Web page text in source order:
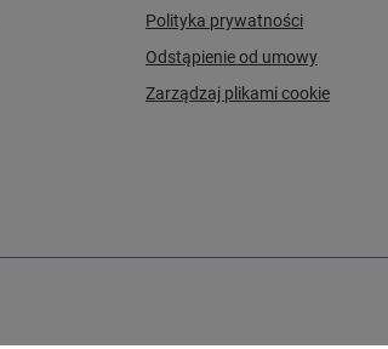
Polityka prywatności
Odstąpienie od umowy
Zarządzaj plikami cookie